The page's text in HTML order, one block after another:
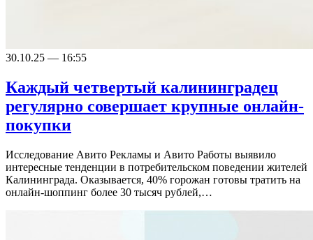
30.10.25 — 16:55
Каждый четвертый калининградец
регулярно совершает крупные онлайн-
покупки
Исследование Авито Рекламы и Авито Работы выявило
интересные тенденции в потребительском поведении жителей
Калининграда. Оказывается, 40% горожан готовы тратить на
онлайн-шоппинг более 30 тысяч рублей,…